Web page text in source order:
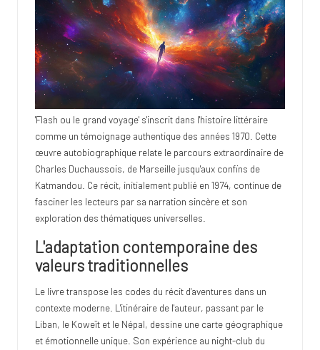
'Flash ou le grand voyage' s'inscrit dans l'histoire littéraire
comme un témoignage authentique des années 1970. Cette
œuvre autobiographique relate le parcours extraordinaire de
Charles Duchaussois, de Marseille jusqu'aux confins de
Katmandou. Ce récit, initialement publié en 1974, continue de
fasciner les lecteurs par sa narration sincère et son
exploration des thématiques universelles.
L'adaptation contemporaine des
valeurs traditionnelles
Le livre transpose les codes du récit d'aventures dans un
contexte moderne. L'itinéraire de l'auteur, passant par le
Liban, le Koweït et le Népal, dessine une carte géographique
et émotionnelle unique. Son expérience au night-club du